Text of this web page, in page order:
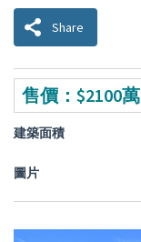
Share
售價：$2100萬
建築面積
圖片